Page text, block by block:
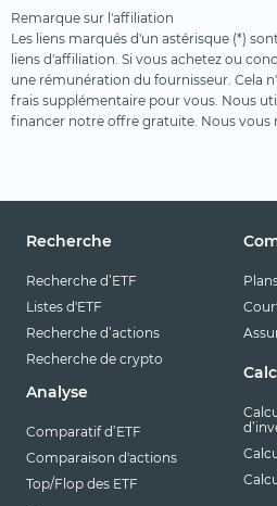
Remarque sur l'affiliation
Les liens marqués d'un astérisque (*)
liens d'affiliation. Si vous achetez ou
une rémunération du fournisseur. Cela
frais supplémentaire pour vous. Nous
financer notre offre gratuite. Nous vous
Recherche
Recherche d’ETF
Listes d'ETF
Recherche d’actions
Recherche de crypto
Analyse
Comparatif d’ETF
Comparaison d'actions
Top/Flop des ETF